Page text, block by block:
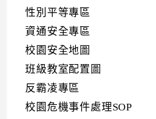
性別平等專區
資通安全專區
校園安全地圖
班級教室配置圖
反霸凌專區
校園危機事件處理SOP